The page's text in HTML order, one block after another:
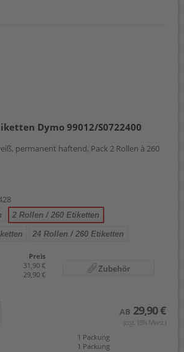
Dymo 99012/S0722400
permanent haftend, Pack 2 Rollen à 260
2 Rollen / 260 Etiketten
24 Rollen / 260 Etiketten
Preis
31,90 €
29,90 €
Zubehör
AB 29,90 €
(zzgl. 19% Mwst.)
1 Packung
1 Packung